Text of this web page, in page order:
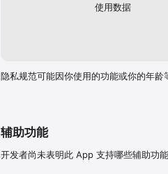
使用数据
隐私规范可能因你使用的功能或你的年龄
辅助功能
开发者尚未表明此 App 支持哪些辅助功能